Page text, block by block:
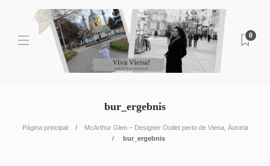
0
bur_ergebnis
Página principal
McArthur Glen – Designer Outlet perto de Viena, Áustria
bur_ergebnis